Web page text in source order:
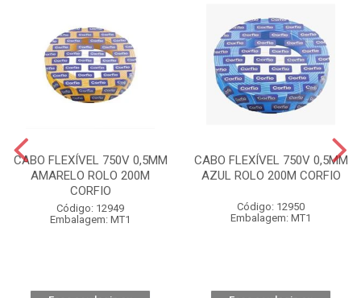
CABO FLEXÍVEL 750V 0,5MM
AMARELO ROLO 200M
CORFIO
Código: 12949
Embalagem: MT1
CABO FLEXÍVEL 750V 0,5MM
AZUL ROLO 200M CORFIO
Código: 12950
Embalagem: MT1